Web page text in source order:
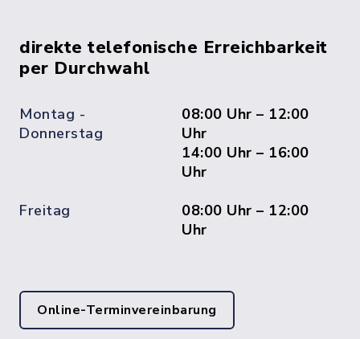
direkte telefonische Erreichbarkeit
per Durchwahl
Montag -
Donnerstag
08:00 Uhr – 12:00
Uhr
14:00 Uhr – 16:00
Uhr
Freitag
08:00 Uhr – 12:00
Uhr
Online-Terminvereinbarung